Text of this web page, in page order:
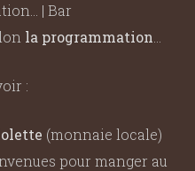
| Bar
la programmation
:
(monnaie locale)
pour manger au